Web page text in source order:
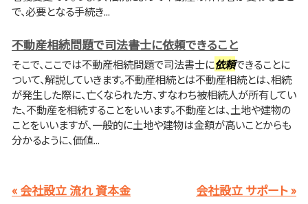
で、必要となる手続き...
不動産相続問題で司法書士に依頼できること
そこで、ここでは不動産相続問題で司法書士に依頼できることに
ついて、解説していきます。不動産相続とは不動産相続とは、相続
が発生した際に、亡くなられた方、すなわち被相続人が所有してい
た、不動産を相続することをいいます。不動産とは、土地や建物の
ことをいいますが、一般的に土地や建物は金額が高いことからも
分かるように、価値...
« 会社設立 流れ 資本金
会社設立 サポート »